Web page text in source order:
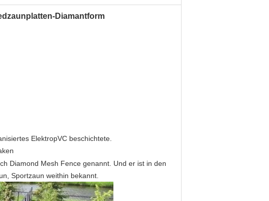
Diamantform
ElektropVC beschichtete.
Diamond Mesh Fence genannt. Und er ist in den
Sportzaun weithin bekannt.